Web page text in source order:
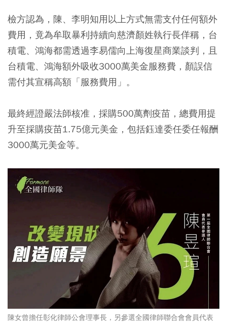
檢方認為，陳、李明知用以上方式無需支付任何額外
費用，竟為牟取暴利持續向慈濟顏姓執行長佯稱，台
積電、鴻海都需透過李易儒向上海復星商業談判，且
台積電、鴻海額外吸收3000萬美金服務費，顏誤信
需付其宣稱高額「服務費用」。
最終經證嚴法師核准，採購500萬劑疫苗，總費用提
升至採購疫苗1.75億元美金，包括鈺達委任委任報酬
3000萬元美金等。
陳女曾擔任彰化律師公會理事長，另參選全國律師聯合會會員代表